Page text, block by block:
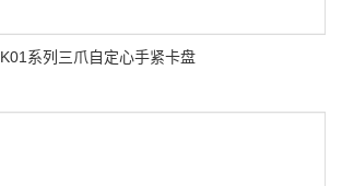
K01系列三爪自定心手紧卡盘